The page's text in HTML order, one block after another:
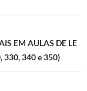
EM AULAS DE LE
330, 340 e 350)